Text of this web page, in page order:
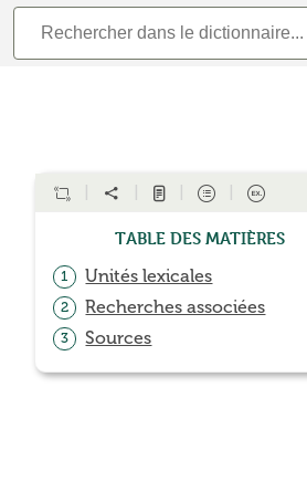
Table des matières
1 Unités lexicales
2 Recherches associées
3 Sources